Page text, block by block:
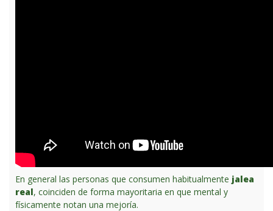
En general las personas que consumen habitualmente jalea
real, coinciden de forma mayoritaria en que mental y
físicamente notan una mejoría.